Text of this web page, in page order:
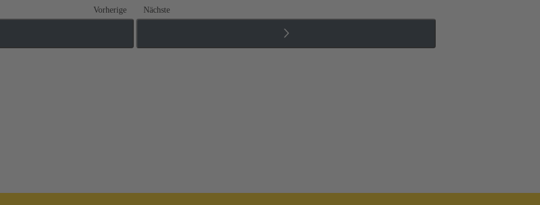
Vorherige Nächste